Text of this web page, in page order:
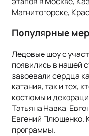
Магнитогорске,
Популярные
Ледовые шоу с
появились в нашей
завоевали сердца
катания, так и тех,
костюмы и
Татьяна Навка,
Евгений Плющенко.
программы.